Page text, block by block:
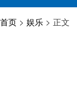
首页 > 娱乐 > 正文